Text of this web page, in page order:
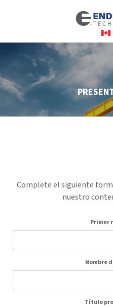
Complete el siguiente
nuestro
Primer
Nombre
Título